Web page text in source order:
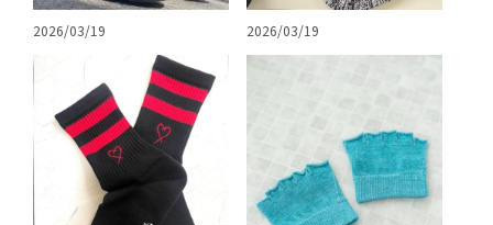
2026/03/19 2026/03/19